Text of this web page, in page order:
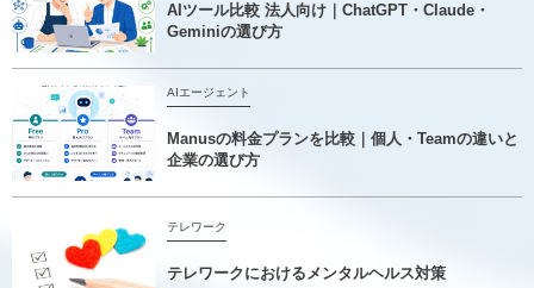
AIツール比較 法人向け｜ChatGPT・Claude・
Geminiの選び方
AIエージェント
Manusの料金プランを比較｜個人・Teamの違いと
企業の選び方
テレワーク
テレワークにおけるメンタルヘルス対策